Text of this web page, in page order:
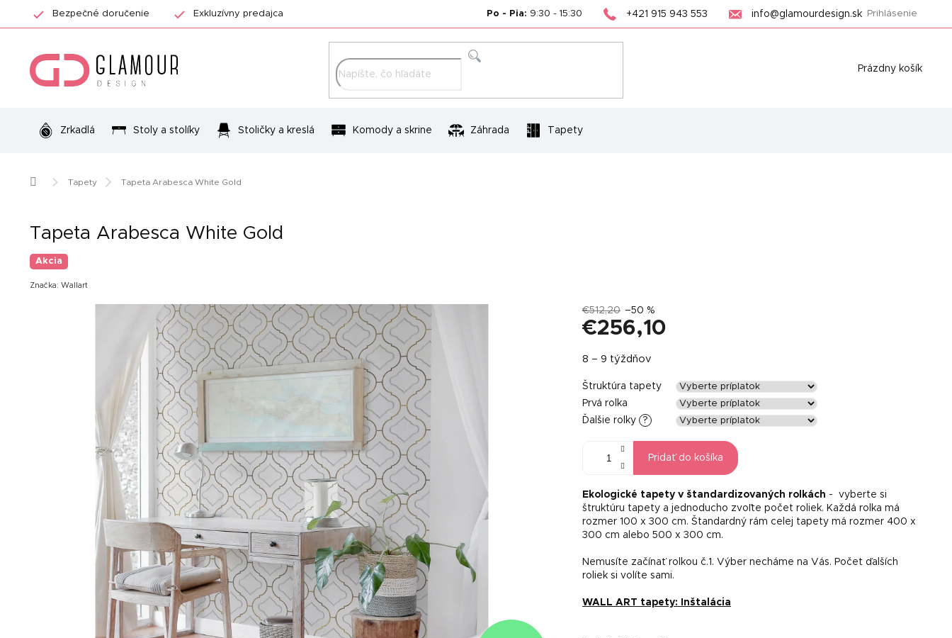
Bezpečné doručenie Exkluzívny predajca Po - Pia: 9:30 - 15:30 +421 915 943 553 info@glamourdesign.sk Prihlásenie
Nákupný
Prázdny košík
Zrkadlá Stoly a stolíky Stoličky a kreslá Komody a skrine Záhrada Tapety
DomovTapety Tapeta Arabesca White Gold
Tapeta Arabesca White Gold
Akcia
Značka: Wallart
€512,20 –50 %
€256,10
cena:
8 – 9 týždňov
Štruktúra tapety
Prvá rolka
Ďalšie rolky
?
Pridať do košíka
Ekologické tapety v štandardizovaných rolkách - vyberte si
štruktúru tapety a jednoducho zvoľte počet roliek. Každá rolka má
rozmer 100 x 300 cm. Štandardný rám celej tapety má rozmer 400 x
300 cm alebo 500 x 300 cm.
Nemusíte začínať rolkou č.1. Výber necháme na Vás. Počet ďalších
roliek si volíte sami.
WALL ART tapety: Inštalácia